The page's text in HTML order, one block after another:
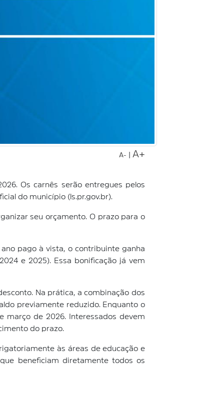
A- A+
Os carnês serão entregues pelos
do município (ls.pr.gov.br).
seu orçamento. O prazo para o
pago à vista, o contribuinte ganha
e 2025). Essa bonificação já vem
Na prática, a combinação dos
previamente reduzido. Enquanto o
março de 2026. Interessados devem
do prazo.
às áreas de educação e
beneficiam diretamente todos os